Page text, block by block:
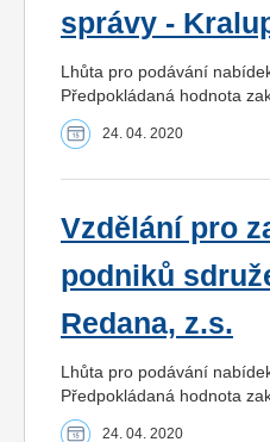
správy -
Lhůta pro podávání
Předpokládaná hodnota
24. 04. 2020
Vzdělání pro
podniků
Redana, z.s.
Lhůta pro podávání
Předpokládaná hodnota
24. 04. 2020